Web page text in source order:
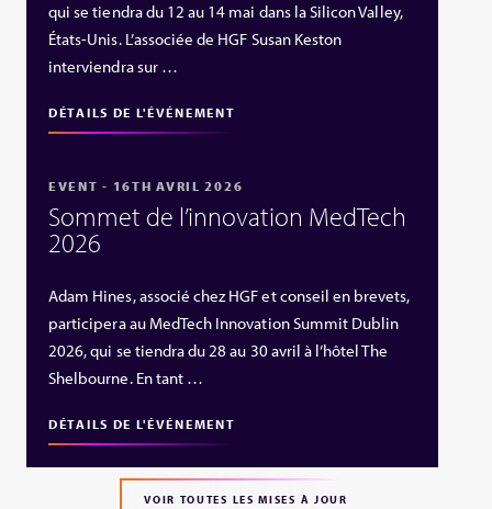
qui se tiendra du 12 au 14 mai dans la Silicon Valley,
États‑Unis. L’associée de HGF Susan Keston
interviendra sur …
DÉTAILS DE L'ÉVÉNEMENT
EVENT - 16TH AVRIL 2026
Sommet de l’innovation MedTech
2026
Adam Hines, associé chez HGF et conseil en brevets,
participera au MedTech Innovation Summit Dublin
2026, qui se tiendra du 28 au 30 avril à l’hôtel The
Shelbourne. En tant …
DÉTAILS DE L'ÉVÉNEMENT
VOIR TOUTES LES MISES À JOUR